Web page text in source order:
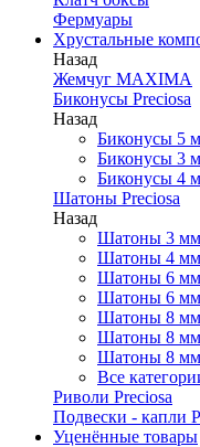
Фермуары
Хрустальные
Назад
Жемчуг MAXIMA
Биконусы Preciosa
Назад
Биконусы 5
Биконусы 3
Биконусы 4
Шатоны Preciosa
Назад
Шатоны 3 мм
Шатоны 4 мм
Шатоны 6 мм
Шатоны 6 мм
Шатоны 8 мм
Шатоны 8 мм
Шатоны 8 мм
Все
Риволи Preciosa
Подвески - капли
Уценённые товары